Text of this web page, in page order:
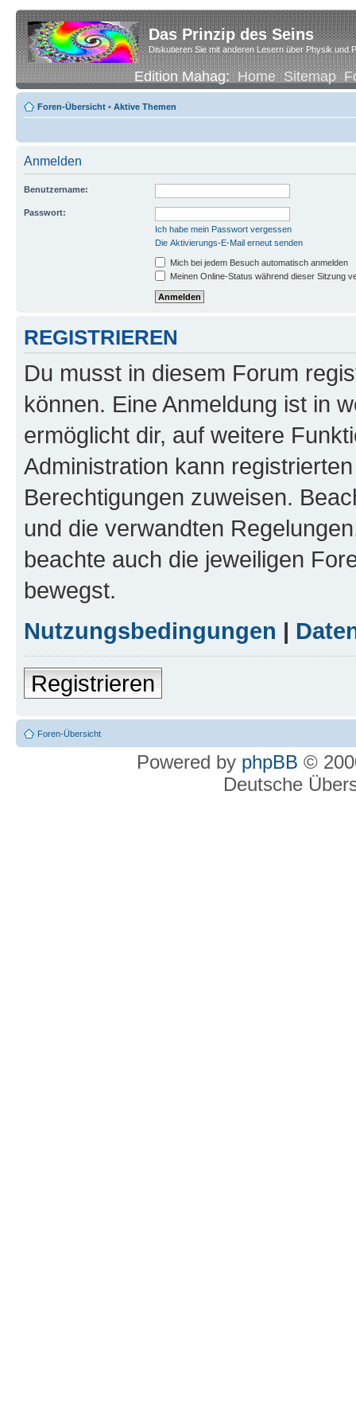
Das Prinzip des Seins
Diskutieren Sie mit anderen Lesern über Physik und
Edition Mahag:Home Sitemap
Foren-Übersicht • Aktive Themen
Anmelden
Benutzername:
Passwort:
Ich habe mein Passwort vergessen
Die Aktivierungs-E-Mail erneut senden
Mich bei jedem Besuch automatisch anmelden
Meinen Online-Status während dieser Sitzung
REGISTRIEREN
Du musst in diesem Forum
können. Eine Anmeldung ist in
ermöglicht dir, auf weitere
Administration kann
Berechtigungen zuweisen.
und die verwandten
beachte auch die jeweiligen
bewegst.
Nutzungsbedingungen |
Registrieren
Foren-Übersicht
Powered by phpBB ©
Deutsche